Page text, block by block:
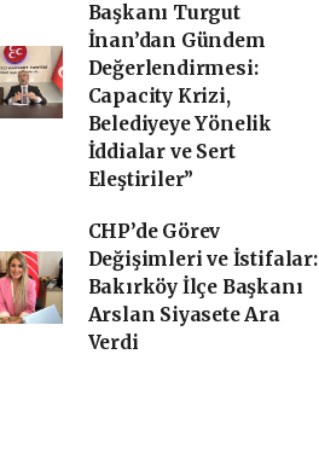
Başkanı Turgut
İnan’dan Gündem
Değerlendirmesi:
Capacity Krizi,
Belediyeye Yönelik
İddialar ve Sert
Eleştiriler”
CHP’de Görev
Değişimleri ve İstifalar:
Bakırköy İlçe Başkanı
Arslan Siyasete Ara
Verdi